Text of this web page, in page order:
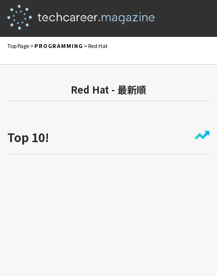
Top Page>PROGRAMMING > Red Hat
Red Hat - 最新順
Top 10!